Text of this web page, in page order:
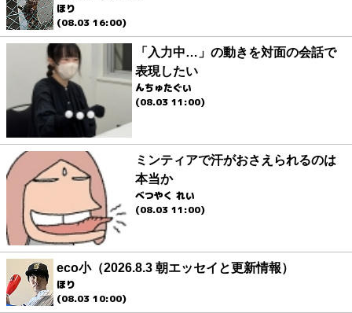
ほり
(08.03 16:00)
「入力中…」の動きを対面の会話で
表現したい
んちゅたぐい
(08.03 11:00)
ミンティアで汗がおさえられるのは
本当か
べつやく れい
(08.03 11:00)
eco小（2026.8.3 朝エッセイと更新情報）
ほり
(08.03 10:00)